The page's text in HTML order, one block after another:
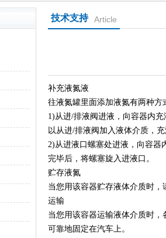
技术支持 Article
补充液氮液
往液氮罐里面添加液氮有两种方
1)从进/排液阀进液，向容器内
以从进/排液阀加入液体介质，
2)从进液口螺塞处进液，向容器
完毕后，将螺塞旋入进液口。
贮存液氮
当您用该容器贮存液体介质时
运输
当您用该容器运输液体介质时
可靠地固定在汽车上。